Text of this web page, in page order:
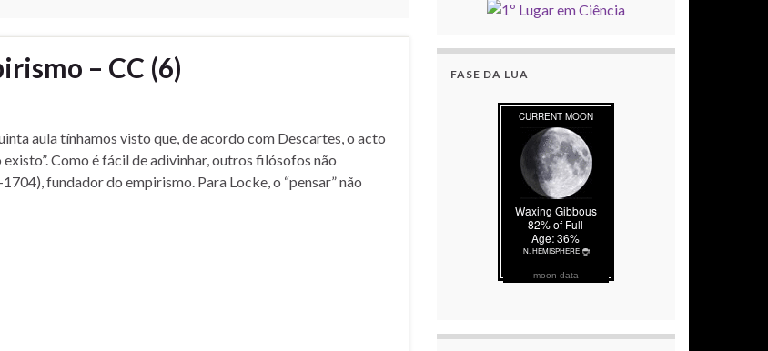
– CC (6)
aula tínhamos visto que, de acordo com Descartes, o acto
Como é fácil de adivinhar, outros filósofos não
fundador do empirismo. Para Locke, o “pensar” não
FASE DA LUA
moon data